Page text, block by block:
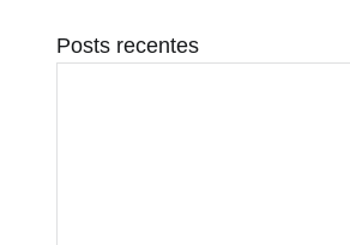
Posts recentes